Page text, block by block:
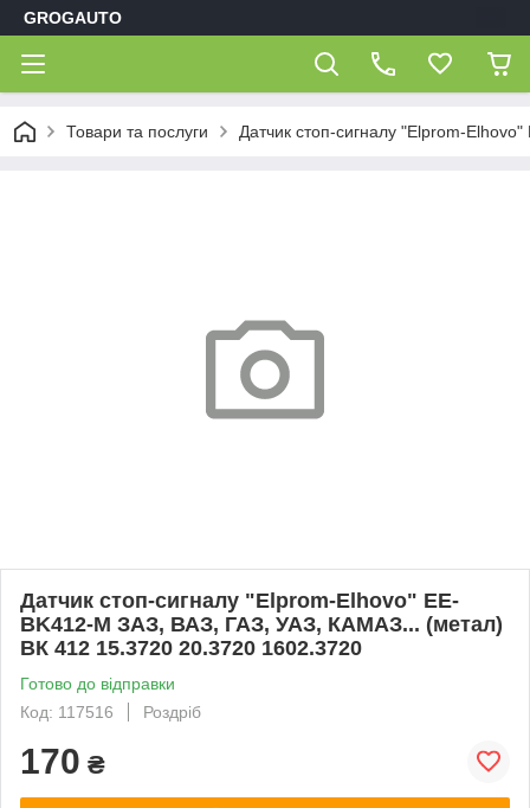
GROGAUTO
Товари та послуги Датчик стоп-сигналу "Elprom-
Датчик стоп-сигналу "Elprom-Elhovo" EE-
BK412-M ЗАЗ, ВАЗ, ГАЗ, УАЗ, КАМАЗ... (метал)
ВК 412 15.3720 20.3720 1602.3720
Готово до відправки
Код: 117516
Роздріб
170 ₴